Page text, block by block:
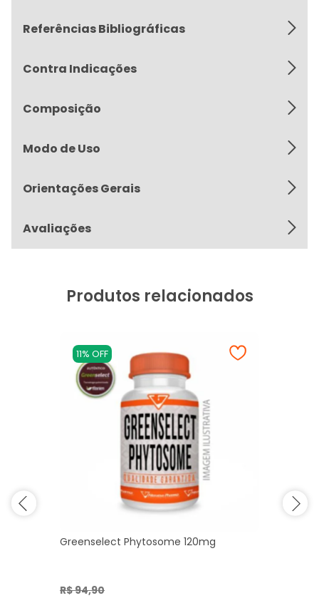
Referências Bibliográficas
Contra Indicações
Composição
Modo de Uso
Orientações Gerais
Avaliações
Produtos relacionados
11% OFF
Greenselect Phytosome 120mg
R$ 94,90